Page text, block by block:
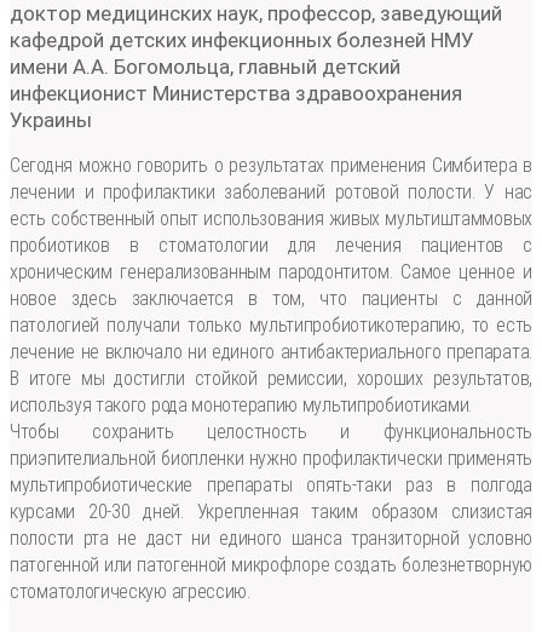
доктор медицинских наук, профессор, заведующий
кафедрой детских инфекционных болезней НМУ
имени А.А. Богомольца, главный детский
инфекционист Министерства здравоохранения
Украины
Сегодня можно говорить о результатах применения Симбитера в
лечении и профилактики заболеваний ротовой полости. У нас
есть собственный опыт использования живых мультиштаммовых
пробиотиков в стоматологии для лечения пациентов с
хроническим генерализованным пародонтитом. Самое ценное и
новое здесь заключается в том, что пациенты с данной
патологией получали только мультипробиотикотерапию, то есть
лечение не включало ни единого антибактериального препарата.
В итоге мы достигли стойкой ремиссии, хороших результатов,
используя такого рода монотерапию мультипробиотиками.
Чтобы сохранить целостность и функциональность
приэпителиальной биопленки нужно профилактически применять
мультипробиотические препараты опять-таки раз в полгода
курсами 20-30 дней. Укрепленная таким образом слизистая
полости рта не даст ни единого шанса транзиторной условно
патогенной или патогенной микрофлоре создать болезнетворную
стоматологическую агрессию.